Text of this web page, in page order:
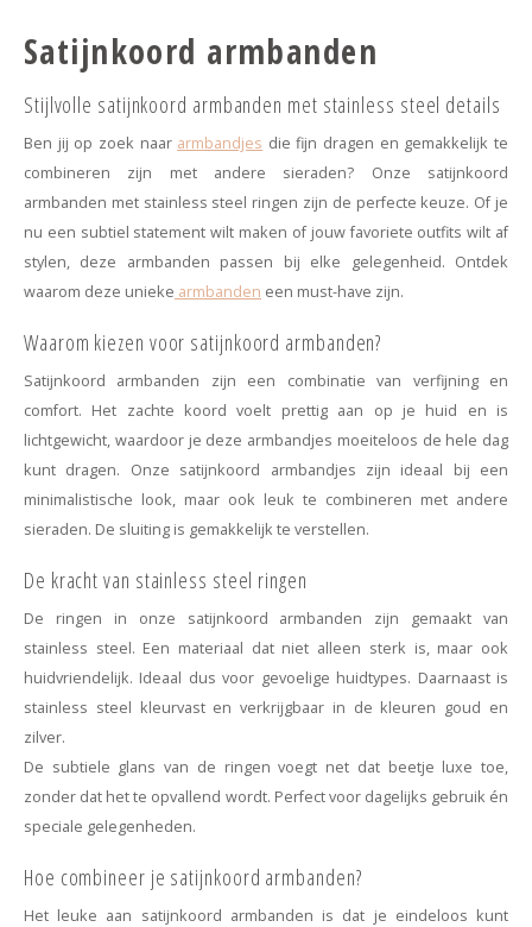
Satijnkoord armbanden
Stijlvolle satijnkoord armbanden met stainless steel details
Ben jij op zoek naar armbandjes die fijn dragen en gemakkelijk te
combineren zijn met andere sieraden? Onze satijnkoord
armbanden met stainless steel ringen zijn de perfecte keuze. Of je
nu een subtiel statement wilt maken of jouw favoriete outfits wilt af
stylen, deze armbanden passen bij elke gelegenheid. Ontdek
waarom deze unieke armbanden een must-have zijn.
Waarom kiezen voor satijnkoord armbanden?
Satijnkoord armbanden zijn een combinatie van verfijning en
comfort. Het zachte koord voelt prettig aan op je huid en is
lichtgewicht, waardoor je deze armbandjes moeiteloos de hele dag
kunt dragen. Onze satijnkoord armbandjes zijn ideaal bij een
minimalistische look, maar ook leuk te combineren met andere
sieraden. De sluiting is gemakkelijk te verstellen.
De kracht van stainless steel ringen
De ringen in onze satijnkoord armbanden zijn gemaakt van
stainless steel. Een materiaal dat niet alleen sterk is, maar ook
huidvriendelijk. Ideaal dus voor gevoelige huidtypes. Daarnaast is
stainless steel kleurvast en verkrijgbaar in de kleuren goud en
zilver.
De subtiele glans van de ringen voegt net dat beetje luxe toe,
zonder dat het te opvallend wordt. Perfect voor dagelijks gebruik én
speciale gelegenheden.
Hoe combineer je satijnkoord armbanden?
Het leuke aan satijnkoord armbanden is dat je eindeloos kunt